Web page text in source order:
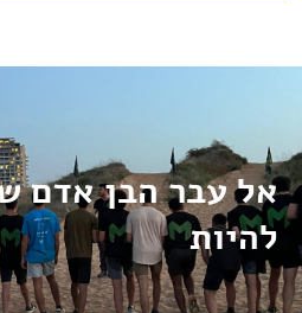
אל עבר הבן אדם
להיות